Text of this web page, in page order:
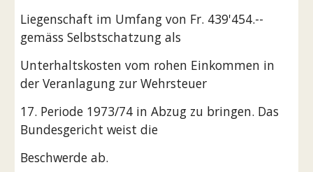
Liegenschaft im Umfang von Fr. 439'454.--
gemäss Selbstschatzung als
Unterhaltskosten vom rohen Einkommen in
der Veranlagung zur Wehrsteuer
17. Periode 1973/74 in Abzug zu bringen. Das
Bundesgericht weist die
Beschwerde ab.